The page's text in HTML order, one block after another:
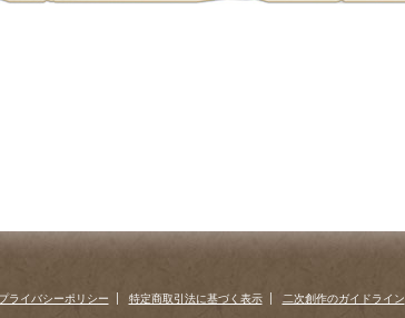
ライバシーポリシー 特定商取引法に基づく表示 二次創作のガイドライン